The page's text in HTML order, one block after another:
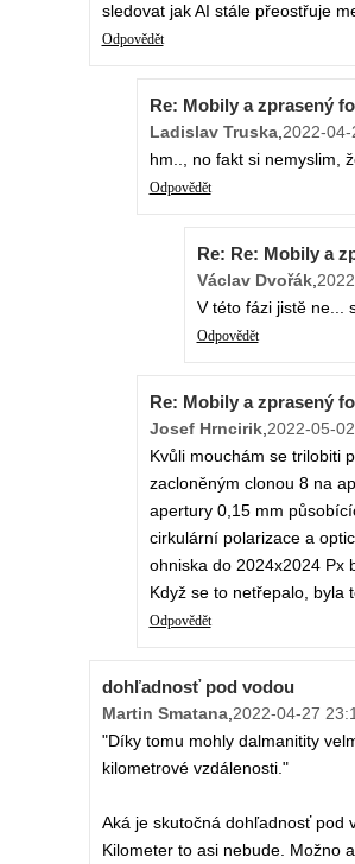
sledovat jak AI stále přeostřuje
Odpovědět
Re: Mobily a zprasený
Ladislav Truska,2022-04-
hm.., no fakt si nemyslim,
Odpovědět
Re: Re: Mobily a
Václav Dvořák,
V této fázi jistě ne...
Odpovědět
Re: Mobily a zprasený
Josef Hrncirik,2022-05-
Kvůli mouchám se trilobiti
zacloněným clonou 8 na
apertury 0,15 mm
cirkulární polarizace a
ohniska do 2024x2024 Px
Když se to netřepalo, byla
Odpovědět
dohľadnosť pod vodou
Martin Smatana,2022-04-27
"Díky tomu mohly dalmanitity
kilometrové vzdálenosti."
Aká je skutočná dohľadnosť pod
Kilometer to asi nebude. Možno